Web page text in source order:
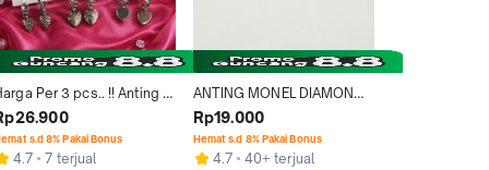
Per 3 pcs.. !! Anting
Stainless Steel
Original Mainan
Anti Luntur Awett
s.d 8% Pakai Bonus
4.7
7 terjual
ANTING MONEL DIAMOND
ASFOUR MOTIF SUSUN
BUNGA
Rp19.000
Hemat s.d 8% Pakai Bonus
4.7
40+ terjual